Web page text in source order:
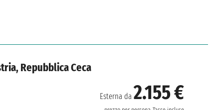
Repubblica Ceca
Esterna da2.155 €